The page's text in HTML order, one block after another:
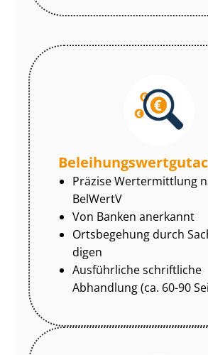
Präzise Wertermittlung
BelWertV
Von Banken anerkannt
Ortsbegehung durch
di­gen
Ausführliche schriftliche
Abhandlung (ca. 60-90